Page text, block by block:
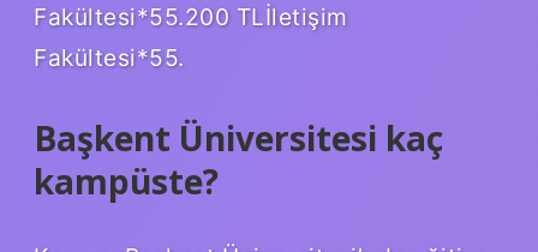
Fakültesi*55.200 TLİletişim
Fakültesi*55.
Başkent Üniversitesi kaç
kampüste?